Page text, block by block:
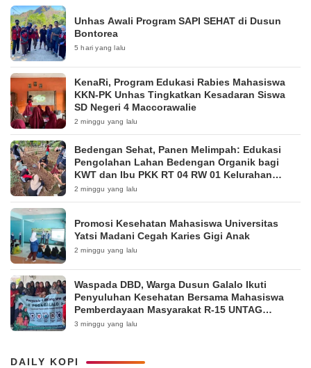
Unhas Awali Program SAPI SEHAT di Dusun
Bontorea
5 hari yang lalu
KenaRi, Program Edukasi Rabies Mahasiswa
KKN-PK Unhas Tingkatkan Kesadaran Siswa
SD Negeri 4 Maccorawalie
2 minggu yang lalu
Bedengan Sehat, Panen Melimpah: Edukasi
Pengolahan Lahan Bedengan Organik bagi
KWT dan Ibu PKK RT 04 RW 01 Kelurahan
Pakintelan
2 minggu yang lalu
Promosi Kesehatan Mahasiswa Universitas
Yatsi Madani Cegah Karies Gigi Anak
2 minggu yang lalu
Waspada DBD, Warga Dusun Galalo Ikuti
Penyuluhan Kesehatan Bersama Mahasiswa
Pemberdayaan Masyarakat R-15 UNTAG
Surabaya 2026
3 minggu yang lalu
DAILY KOPI